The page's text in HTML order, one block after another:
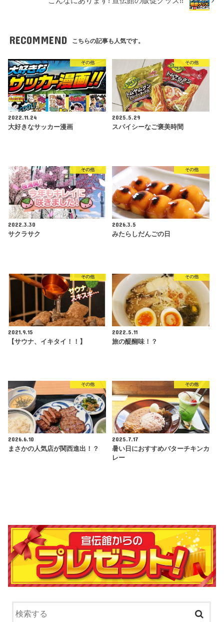
RECOMMEND こちらの記事も人気です。
その他
2022.11.24
大好きなサッカー漫画
その他
2025.5.29
スパイシーなご褒美時間
その他
2022.3.30
サクラサク
その他
2026.3.5
みたらしだんごの日
その他
2021.9.15
【サウナ、イキタイ！！】
その他
2022.5.11
旅の醍醐味！？
その他
2026.6.10
まさかの人気店が関西進出！？
その他
2025.7.17
暑い日におすすめバターチキンカ
レー